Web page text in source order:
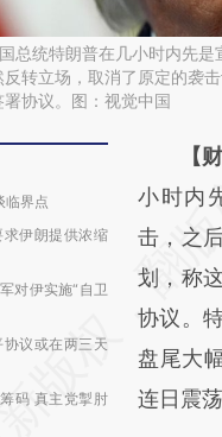
总统特朗普在几小时内先
转立场，取消了原定的袭
协议。图：视觉中国
临界点
伊朗提供浓缩
对伊实施“自卫
议或在两三天
码 真主党掣肘
请务必
AI
[https://
(https://
成，可
新观点
对和校
【
小时内
击，之
划，称
协议。
盘尾大
连日震